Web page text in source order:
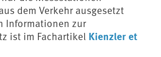
dem Verkehr ausgesetzt
Informationen zur
ist im Fachartikel Kienzler et